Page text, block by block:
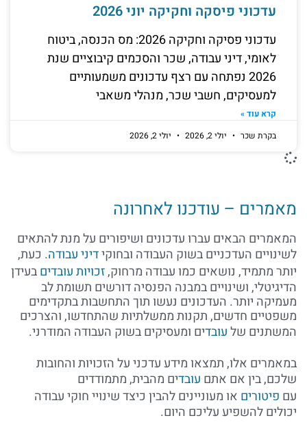
עדכוני פיסקה וחקיקה יוני 2026
עדכוני פסיקה וחקיקה 2026: מס הכנסה, ביטוח
לאומי, דיני עבודה, שכר והסכמים קיבוציים שנת
2026 נפתחה עם רצף עדכונים משמעותיים
למעסיקים, חשבי שכר, מנהלי משאבי
קרא עוד »
בקרת שכר
יולי 2, 2026 יולי 2, 2026
מאמרים – עודכנו לאחרונה
המאמרים הבאים עברו עדכונים ושיפורים על מנת להתאים
לשינויים העדכניים בשוק העבודה ובחוקידיני עבודה. כעת,
יותר מתמיד, נושאים כמו עבודה מרחוק,זכויות עובדיםבעידן
הדיגיטלי, ושינויים במבנה הפנסיה דורשים תשומת לב
מעמיקה יותר. העדכונים נעשו תוך התחשבות בתקדימים
משפטיים חדשים, תקנות ממשלתיות שהתחדשו, והצרכים
המשתנים שלעובדים ומעסיקים בשוק העבודה המודרני.
במאמרים אלו, תמצאו מידע עדכני על הזכויות והחובות
שלכם, בין אם אתם עובדים מהבית, מתמודדים
עם פיטורים או מעוניינים להבין כיצד שינויי חוקי עבודה
יכולים להשפיע עליכם היום.